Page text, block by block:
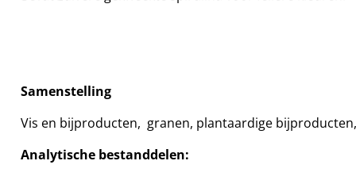
Samenstelling
Vis en bijproducten, granen, plantaardige
Analytische bestanddelen: